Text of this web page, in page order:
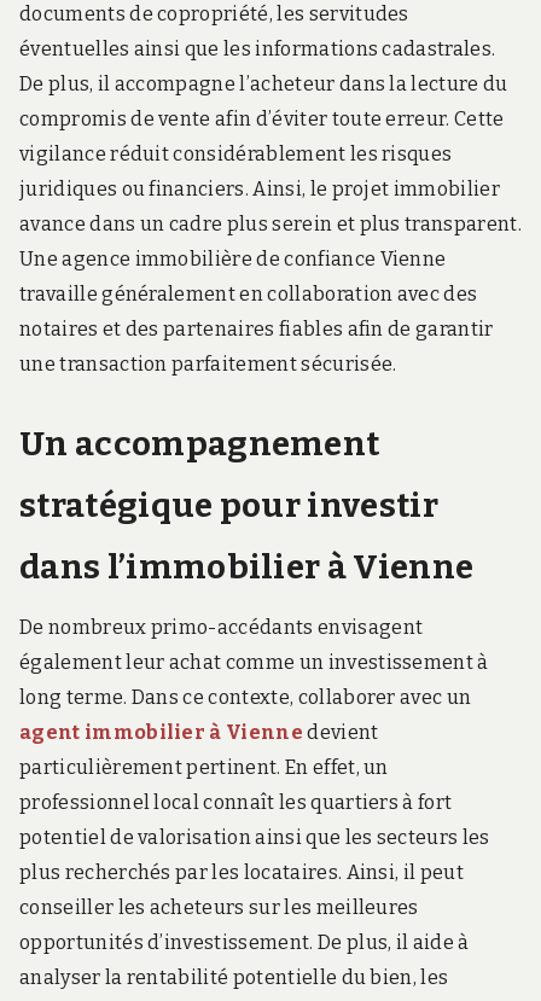
documents de copropriété, les servitudes
éventuelles ainsi que les informations cadastrales.
De plus, il accompagne l’acheteur dans la lecture du
compromis de vente afin d’éviter toute erreur. Cette
vigilance réduit considérablement les risques
juridiques ou financiers. Ainsi, le projet immobilier
avance dans un cadre plus serein et plus transparent.
Une agence immobilière de confiance Vienne
travaille généralement en collaboration avec des
notaires et des partenaires fiables afin de garantir
une transaction parfaitement sécurisée.
Un accompagnement
stratégique pour investir
dans l’immobilier à Vienne
De nombreux primo-accédants envisagent
également leur achat comme un investissement à
long terme. Dans ce contexte, collaborer avec un
agent immobilier à Vienne devient
particulièrement pertinent. En effet, un
professionnel local connaît les quartiers à fort
potentiel de valorisation ainsi que les secteurs les
plus recherchés par les locataires. Ainsi, il peut
conseiller les acheteurs sur les meilleures
opportunités d’investissement. De plus, il aide à
analyser la rentabilité potentielle du bien, les